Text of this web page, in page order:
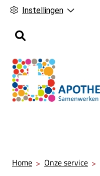
Instellingen
Home Onze service